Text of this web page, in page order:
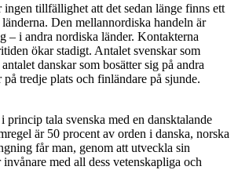
tillfällighet att det sedan länge finns ett
Den mellannordiska handeln är
– i andra nordiska länder. Kontakterna
ökar stadigt. Antalet svenskar som
danskar som bosätter sig på andra
tredje plats och finländare på sjunde.
princip tala svenska med en dansktalande
är 50 procent av orden i danska, norska
får man, genom att utveckla sin
med all dess vetenskapliga och